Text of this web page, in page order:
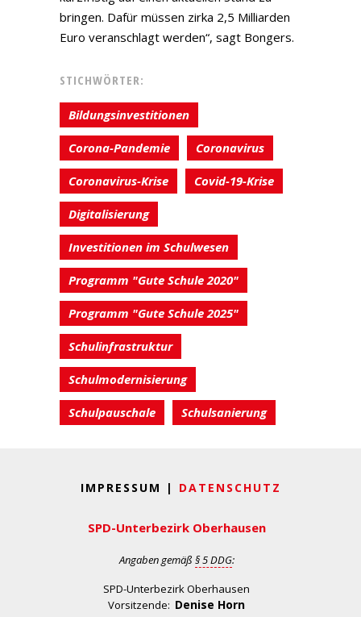
bringen. Dafür müssen zirka 2,5 Milliarden
Euro veranschlagt werden“, sagt Bongers.
STICHWÖRTER:
Bildungsinvestitionen
Corona-Pandemie Coronavirus
Coronavirus-Krise Covid-19-Krise
Digitalisierung
Investitionen im Schulwesen
Programm "Gute Schule 2020"
Programm "Gute Schule 2025"
Schulinfrastruktur
Schulmodernisierung
Schulpauschale Schulsanierung
IMPRESSUM | DATENSCHUTZ
SPD-Unterbezirk Oberhausen
Angaben gemäß § 5 DDG:
SPD-Unterbezirk Oberhausen
Vorsitzende: Denise Horn